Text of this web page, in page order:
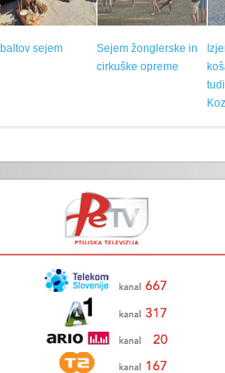
sejem
Sejem žonglerske in
cirkuške opreme